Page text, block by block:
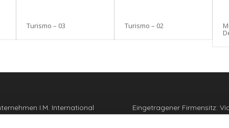
Turismo – 03 Turismo – 02
I.M. International
Eingetragener Firmensitz: